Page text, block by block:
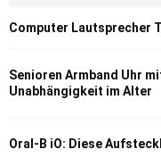
Computer Lautsprecher
Senioren Armband Uhr
Unabhängigkeit im Alter
Oral-B iO: Diese